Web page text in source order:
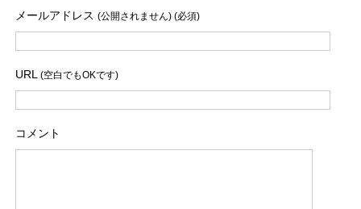
メールアドレス (公開されません) (必須)
URL (空白でもOKです)
コメント